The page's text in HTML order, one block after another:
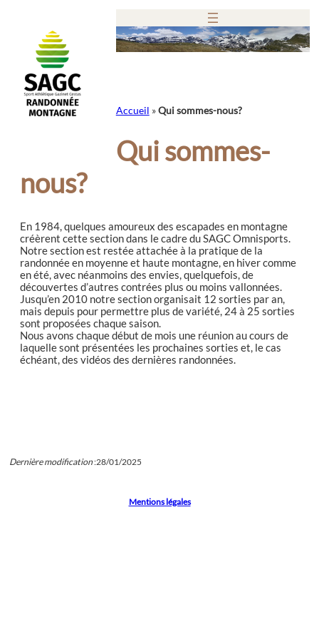
Accueil »Qui sommes-nous?
Qui sommes-
nous?
En 1984, quelques amoureux des escapades en montagne
créèrent cette section dans le cadre du SAGC Omnisports.
Notre section est restée attachée à la pratique de la
randonnée en moyenne et haute montagne, en hiver comme
en été, avec néanmoins des envies, quelquefois, de
découvertes d’autres contrées plus ou moins vallonnées.
Jusqu’en 2010 notre section organisait 12 sorties par an,
mais depuis pour permettre plus de variété, 24 à 25 sorties
sont proposées chaque saison.
Nous avons chaque début de mois une réunion au cours de
laquelle sont présentées les prochaines sorties et, le cas
échéant, des vidéos des dernières randonnées.
Dernière modification:28/01/2025
Mentions légales